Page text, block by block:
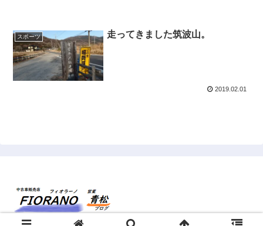
スポーツ 走ってきました筑波山。
2019.02.01